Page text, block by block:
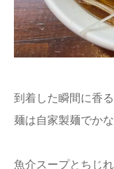
到着した瞬間に香
麺は自家製麺でか
魚介スープとちじ